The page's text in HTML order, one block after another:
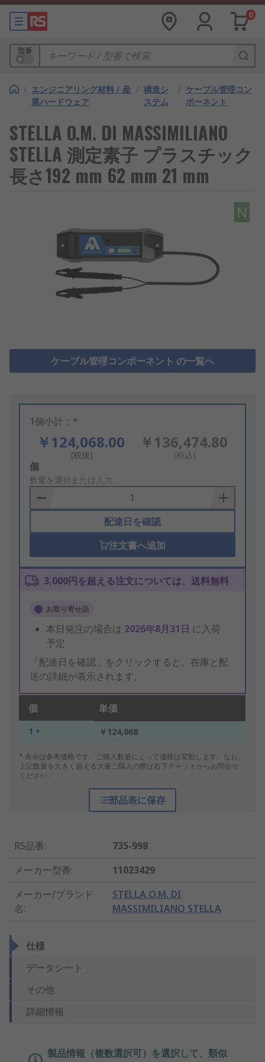
0
型番
/ エンジニアリング材料 / 産
業ハードウェア
/ 構造シ
ステム
/ ケーブル管理コン
ポーネント
STELLA O.M. DI MASSIMILIANO
STELLA 測定素子 プラスチック
長さ192 mm 62 mm 21 mm
N
ケーブル管理コンポーネント の一覧へ
1個小計：*
￥124,068.00
(税抜)
￥136,474.80
(税込)
Add
to
Basket
個
数量を選択または入力
配達日を確認
注文書へ追加
3,000円を超える注文については、送料無料
お取り寄せ品
本日発注の場合は 2026年8月31日 に入荷
予定
「配達日を確認」をクリックすると、在庫と配
送の詳細が表示されます。
個 単価
1 + ￥124,068
* 表示は参考価格です。ご購入数量によって価格は変動します。なお、
上記数量を大きく超える大量ご購入の際は右下チャットからお問合せ
ください。
部品表に保存
RS品番:
735-998
メーカー型番:
11023429
メーカー/ブランド
名:
STELLA O.M. DI
MASSIMILIANO STELLA
仕様
データシート
その他
詳細情報
製品情報（複数選択可）を選択して、類似